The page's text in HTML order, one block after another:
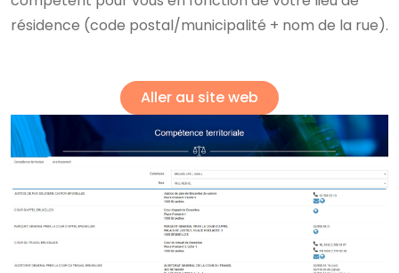
résidence (code postal/municipalité + nom de la rue).
Aller au site web